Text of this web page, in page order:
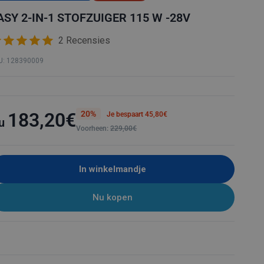
2-IN-1 STOFZUIGER 115 W -28V
2 Recensies
128390009
183,20€ 20%
Je bespaart 45,80€
Voorheen:229,00€
In winkelmandje
Nu kopen